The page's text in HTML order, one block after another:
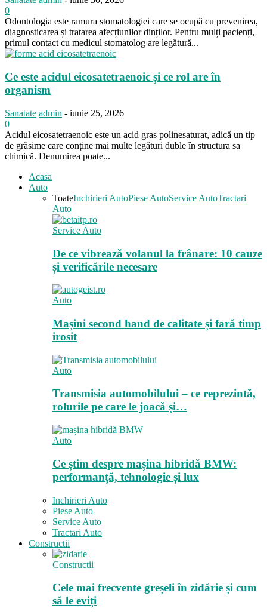
0
Odontologia este ramura stomatologiei care se ocupă cu prevenirea,
diagnosticarea și tratarea afecțiunilor dinților. Pentru mulți pacienți,
primul contact cu medicul stomatolog are legătură...
Ce este acidul eicosatetraenoic și ce rol are în
organism
Sanatate admin - iunie 25, 2026
0
Acidul eicosatetraenoic este un acid gras polinesaturat, adică un tip
de grăsime care conține mai multe legături duble în structura sa
chimică. Denumirea poate...
Acasa
Auto
ToateInchirieri AutoPiese AutoService AutoTractari
Auto
Service Auto
De ce vibrează volanul la frânare: 10 cauze
și verificările necesare
Auto
Mașini second hand de calitate și fară timp
irosit
Auto
Transmisia automobilului – ce reprezintă,
rolurile pe care le joacă și…
Auto
Ce știm despre mașina hibridă BMW:
performanță, tehnologie și lux
Inchirieri Auto
Piese Auto
Service Auto
Tractari Auto
Constructii
Constructii
Cele mai frecvente greșeli în zidărie și cum
să le eviți